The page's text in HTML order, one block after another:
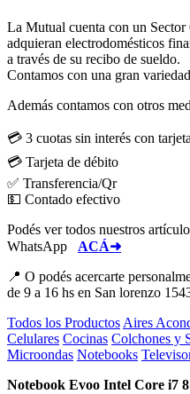
La Mutual cuenta con un Sector
adquieran electrodomésticos
a través de su recibo de sueldo.
Contamos con una gran
Además contamos con otros
💳 3 cuotas sin interés con
💳 Tarjeta de débito
✅ Transferencia/Qr
💵 Contado efectivo
Podés ver todos nuestros
WhatsApp ACÁ➜
📍 O podés acercarte
de 9 a 16 hs en San lorenzo
Todos los Productos Aires
Celulares Cocinas Colchones y
Microondas Notebooks
Notebook Evoo Intel Core i7